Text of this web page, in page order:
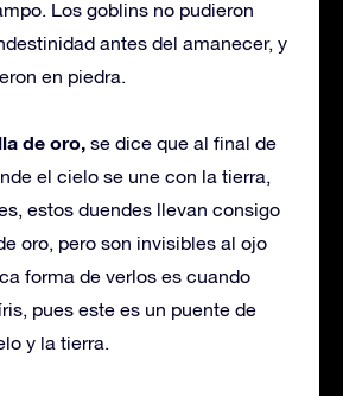
Los goblins no pudieron
antes del amanecer, y
en piedra.
de oro, se dice que al final de
el cielo se une con la tierra,
estos duendes llevan consigo
oro, pero son invisibles al ojo
forma de verlos es cuando
pues este es un puente de
y la tierra.